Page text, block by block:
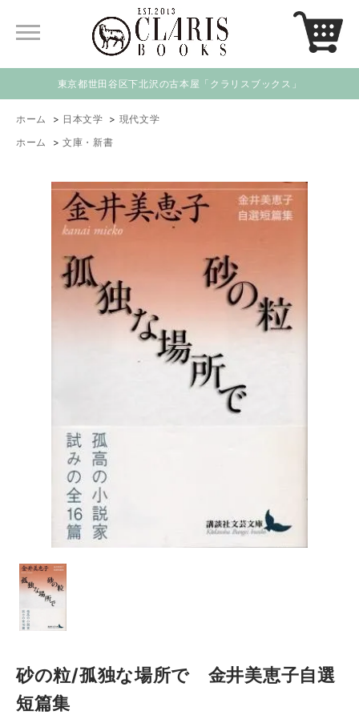
東京都世田谷区下北沢の古本屋「クラリスブックス」
ホーム > 日本文学 > 現代文学
ホーム
> 文庫・新書
砂の粒/孤独な場所で 金井美恵子自選
短篇集